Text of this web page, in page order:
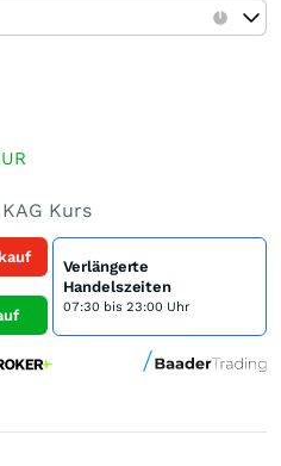
KAG Kurs
Verlängerte
Handelszeiten
07:30 bis 23:00 Uhr